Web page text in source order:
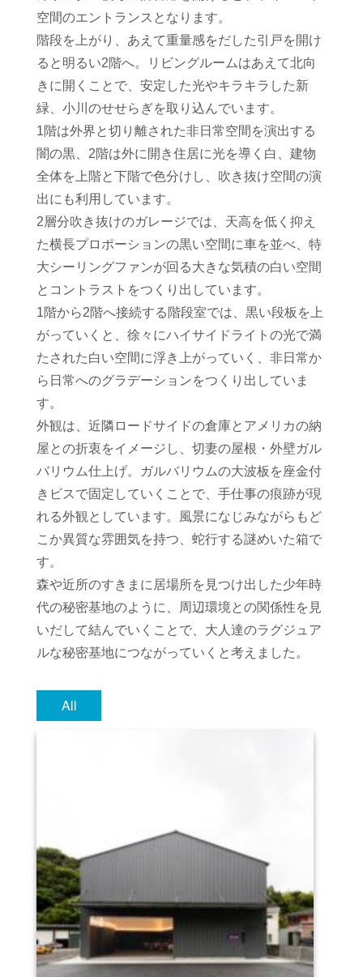
空間のエントランスとなります。
階段を上がり、あえて重量感をだした引戸を開け
ると明るい2階へ。リビングルームはあえて北向
きに開くことで、安定した光やキラキラした新
緑、小川のせせらぎを取り込んでいます。
1階は外界と切り離された非日常空間を演出する
闇の黒、2階は外に開き住居に光を導く白、建物
全体を上階と下階で色分けし、吹き抜け空間の演
出にも利用しています。
2層分吹き抜けのガレージでは、天高を低く抑え
た横長プロポーションの黒い空間に車を並べ、特
大シーリングファンが回る大きな気積の白い空間
とコントラストをつくり出しています。
1階から2階へ接続する階段室では、黒い段板を上
がっていくと、徐々にハイサイドライトの光で満
たされた白い空間に浮き上がっていく、非日常か
ら日常へのグラデーションをつくり出していま
す。
外観は、近隣ロードサイドの倉庫とアメリカの納
屋との折衷をイメージし、切妻の屋根・外壁ガル
バリウム仕上げ。ガルバリウムの大波板を座金付
きビスで固定していくことで、手仕事の痕跡が現
れる外観としています。風景になじみながらもど
こか異質な雰囲気を持つ、蛇行する謎めいた箱で
す。
森や近所のすきまに居場所を見つけ出した少年時
代の秘密基地のように、周辺環境との関係性を見
いだして結んでいくことで、大人達のラグジュア
ルな秘密基地につながっていくと考えました。
All